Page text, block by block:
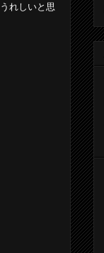
れしいと思